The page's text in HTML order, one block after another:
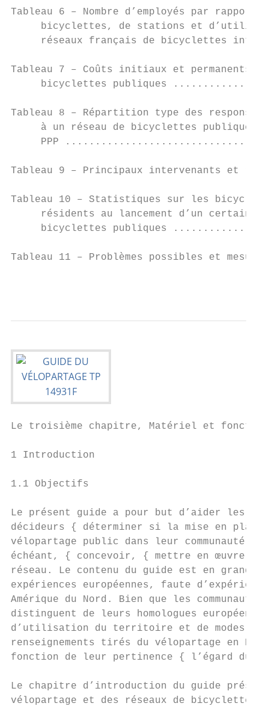
Tableau 6 – Nombre d’employés par rapport
bicyclettes, de stations et
réseaux français de bicyclettes
Tableau 7 – Coûts initiaux et permanents
bicyclettes publiques
Tableau 8 – Répartition type des
à un réseau de bicyclettes publiques
PPP
Tableau 9 – Principaux intervenants
Tableau 10 – Statistiques sur les
résidents au lancement d’un certain
bicyclettes publiques
Tableau 11 – Problèmes possibles et
Le troisième chapitre, Matériel et
1 Introduction
1.1 Objectifs
Le présent guide a pour but d’aider
décideurs { déterminer si la mise en place
vélopartage public dans leur
échéant, { concevoir, { mettre en œuvre
réseau. Le contenu du guide est en
expériences européennes, faute
Amérique du Nord. Bien que les
distinguent de leurs homologues
d’utilisation du territoire et de modes
renseignements tirés du vélopartage en
fonction de leur pertinence { l’égard du
Le chapitre d’introduction du guide
vélopartage et des réseaux de